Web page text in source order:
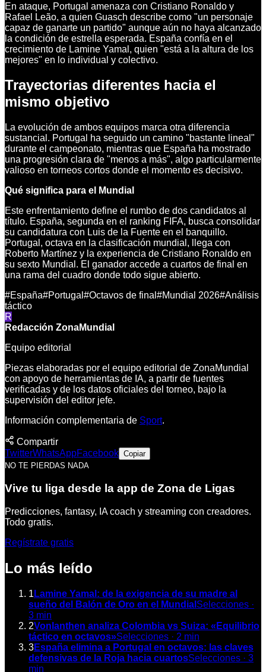
En ataque, Portugal amenaza con Cristiano Ronaldo y
Rafael Leão, a quien Guasch describe como "un personaje
capaz de ganarte un partido" aunque aún no haya alcanzado
la condición de estrella esperada. España confía en el
crecimiento de Lamine Yamal, quien "está a la altura de los
mejores" en lo individual y colectivo.
Trayectorias diferentes hacia el
mismo objetivo
La evolución de ambos equipos marca otra diferencia
sustancial. Portugal ha seguido un camino "bastante lineal"
durante el campeonato, mientras que España ha mostrado
una progresión clara de "menos a más", algo particularmente
valioso en torneos cortos donde el momento es decisivo.
Qué significa para el Mundial
Este enfrentamiento define el rumbo de dos candidatos al
título. España, segunda en el ranking FIFA, busca consolidar
su candidatura con Luis de la Fuente en el banquillo.
Portugal, octava en la clasificación mundial, llega con
Roberto Martínez y la experiencia de Cristiano Ronaldo en
su sexto Mundial. El ganador accede a cuartos de final en
una rama del cuadro donde todo sigue abierto.
#España#Portugal #Octavos de final #Mundial 2026#Análisis
táctico
R
Redacción ZonaMundial
Equipo editorial
Piezas elaboradas por el equipo editorial de ZonaMundial
con apoyo de herramientas de IA, a partir de fuentes
verificadas y de los datos oficiales del torneo, bajo la
supervisión del editor jefe.
Información complementaria de Sport.
Compartir
TwitterWhatsAppFacebook Copiar
NO TE PIERDAS NADA
Vive tu liga desde la app de Zona de Ligas
Predicciones, fantasy, IA coach y streaming con creadores.
Todo gratis.
Regístrate gratis
Lo más leído
1 Lamine Yamal: de la exigencia de su madre al
sueño del Balón de Oro en el Mundial Selecciones ·
3 min
2Vonlanthen analiza Colombia vs Suiza: «Equilibrio
táctico en octavos»Selecciones · 2 min
3España elimina a Portugal en octavos: las claves
defensivas de la Roja hacia cuartosSelecciones · 3
min